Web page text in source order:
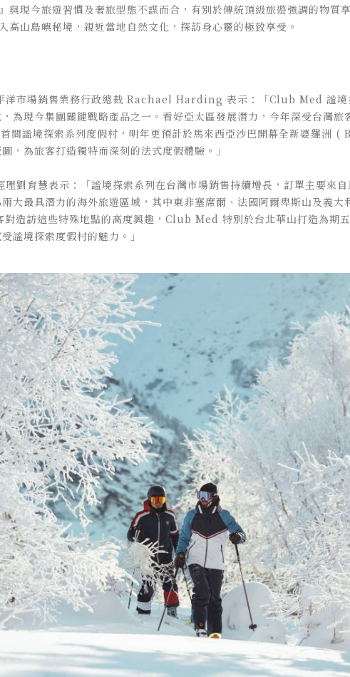
與現今旅遊習慣及奢旅型態不謀而合，有別於傳統頂級旅遊強調的物質
高山島嶼秘境，親近當地自然文化，探訪身心靈的極致享受。
市場銷售業務行政總裁 Rachael Harding 表示：「Club Med 謐境
為現今集團關鍵戰略產品之一。看好亞太區發展潛力，今年深受台灣
間謐境探索系列度假村，明年更預計於馬來西亞沙巴開幕全新婆羅洲
，為旅客打造獨特而深刻的法式度假體驗。」
劉育慧表示：「謐境探索系列在台灣市場銷售持續增長，訂單主要來
大最具潛力的海外旅遊區域，其中東非塞席爾、法國阿爾卑斯山及義
對造訪這些特殊地點的高度興趣，Club Med 特別於台北華山打造為期
謐境探索度假村的魅力。」